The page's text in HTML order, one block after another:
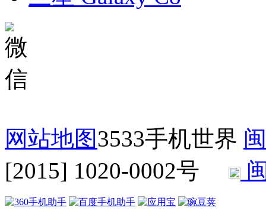
网站地图3533手机世界
[2015] 1020-0002号